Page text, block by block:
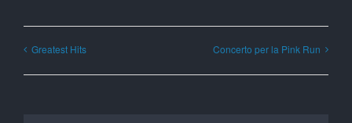
Greatest Hits Concerto per la Pink Run